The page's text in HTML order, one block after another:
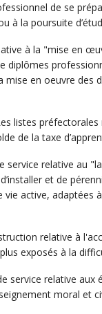
de se
à la poursuite
à la "mise en
diplômes
mise en oeuvre des
listes préfectorales
de la taxe
service relative au
et de
vie active, adaptées
relative à
exposés à la
service relative aux
moral et